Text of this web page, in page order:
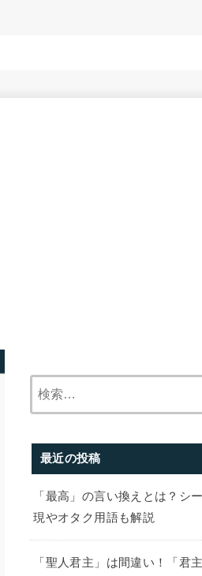
最近の投稿
「最高」の言い換えとは？シ
現やオタク用語も解説
「聖人君主」は間違い！「君